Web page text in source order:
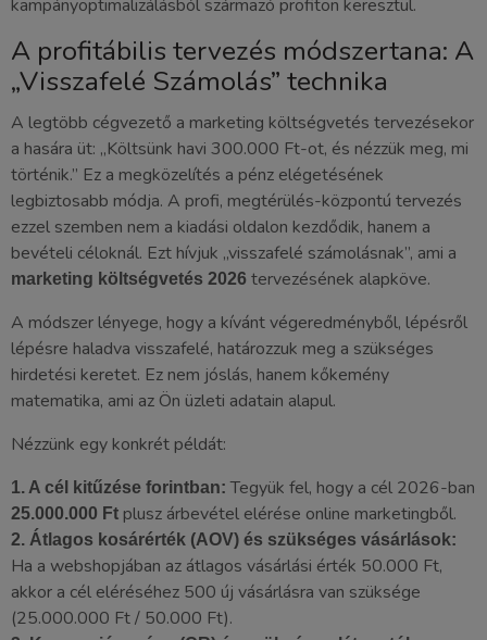
kampányoptimalizálásból származó profiton keresztül.
A profitábilis tervezés módszertana: A
„Visszafelé Számolás” technika
A legtöbb cégvezető a marketing költségvetés tervezésekor
a hasára üt: „Költsünk havi 300.000 Ft-ot, és nézzük meg, mi
történik.” Ez a megközelítés a pénz elégetésének
legbiztosabb módja. A profi, megtérülés-központú tervezés
ezzel szemben nem a kiadási oldalon kezdődik, hanem a
bevételi céloknál. Ezt hívjuk „visszafelé számolásnak”, ami a
marketing költségvetés 2026 tervezésének alapköve.
A módszer lényege, hogy a kívánt végeredményből, lépésről
lépésre haladva visszafelé, határozzuk meg a szükséges
hirdetési keretet. Ez nem jóslás, hanem kőkemény
matematika, ami az Ön üzleti adatain alapul.
Nézzünk egy konkrét példát:
1. A cél kitűzése forintban: Tegyük fel, hogy a cél 2026-ban
25.000.000 Ft plusz árbevétel elérése online marketingből.
2. Átlagos kosárérték (AOV) és szükséges vásárlások:
Ha a webshopjában az átlagos vásárlási érték 50.000 Ft,
akkor a cél eléréséhez 500 új vásárlásra van szüksége
(25.000.000 Ft / 50.000 Ft).